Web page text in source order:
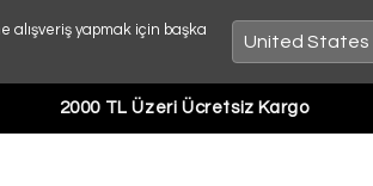
alışveriş yapmak için başka
2000 TL Üzeri Ücretsiz Kargo